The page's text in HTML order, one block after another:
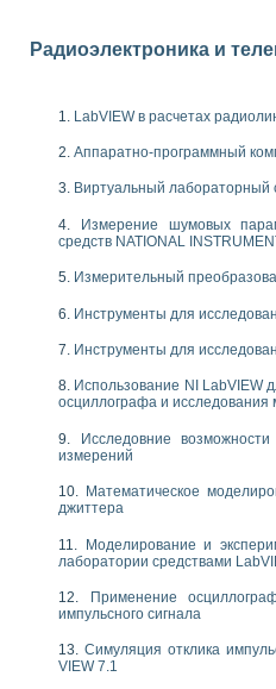
нелинейных резистивных
«Цифровые
теории коммутации
для создания лабораторного
«Изучение магнитных свойств
интерфейсов обмена по
переходных характеристик
измерений с помощью LabVIEW
Назначение. Состав.
INSTRUMENTS для создания
принципа действия
для изучения технологии
LabVIEW
для исследования АЧХ и ФЧХ
лабораторный практикум по
INSTRUMENTS в
принципа действия
принимаемых решений в среде
Радиоэлектроника и
LabVIEW в расчетах
Аппаратно-программный
Виртуальный лабораторный
Измерение шумовых
средств NATIONAL
Измерительный
Инструменты для
Инструменты для
Использование NI LabVIEW
осциллографа и исследования
Исследовние
измерений
Математическое
джиттера
Моделирование и
лаборатории средствами
Применение
импульсного сигнала
Симуляция отклика
VIEW 7.1